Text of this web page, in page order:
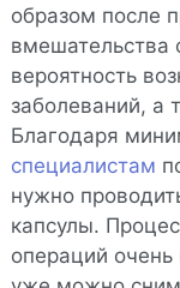
образом после
вмешательства
вероятность
заболеваний, а
Благодаря
специалистам
нужно
капсулы.
операций очень